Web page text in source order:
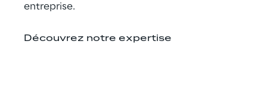
entreprise.
Découvrez notre expertise